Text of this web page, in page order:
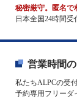
秘密厳守。匿名で
日本全国24時間受
営業時間
私たちALPCの受
予約専用フリーダ